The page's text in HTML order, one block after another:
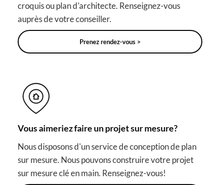
croquis ou plan d'architecte. Renseignez-vous
auprès de votre conseiller.
Prenez rendez-vous >
Vous aimeriez faire un projet sur mesure?
Nous disposons d'un service de conception de plan
sur mesure. Nous pouvons construire votre projet
sur mesure clé en main. Renseignez-vous!